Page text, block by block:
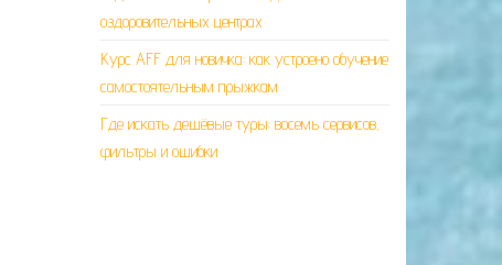
оздоровительных центрах
Курс AFF для новичка: как устроено обучение
самостоятельным прыжкам
Где искать дешёвые туры: восемь сервисов,
фильтры и ошибки